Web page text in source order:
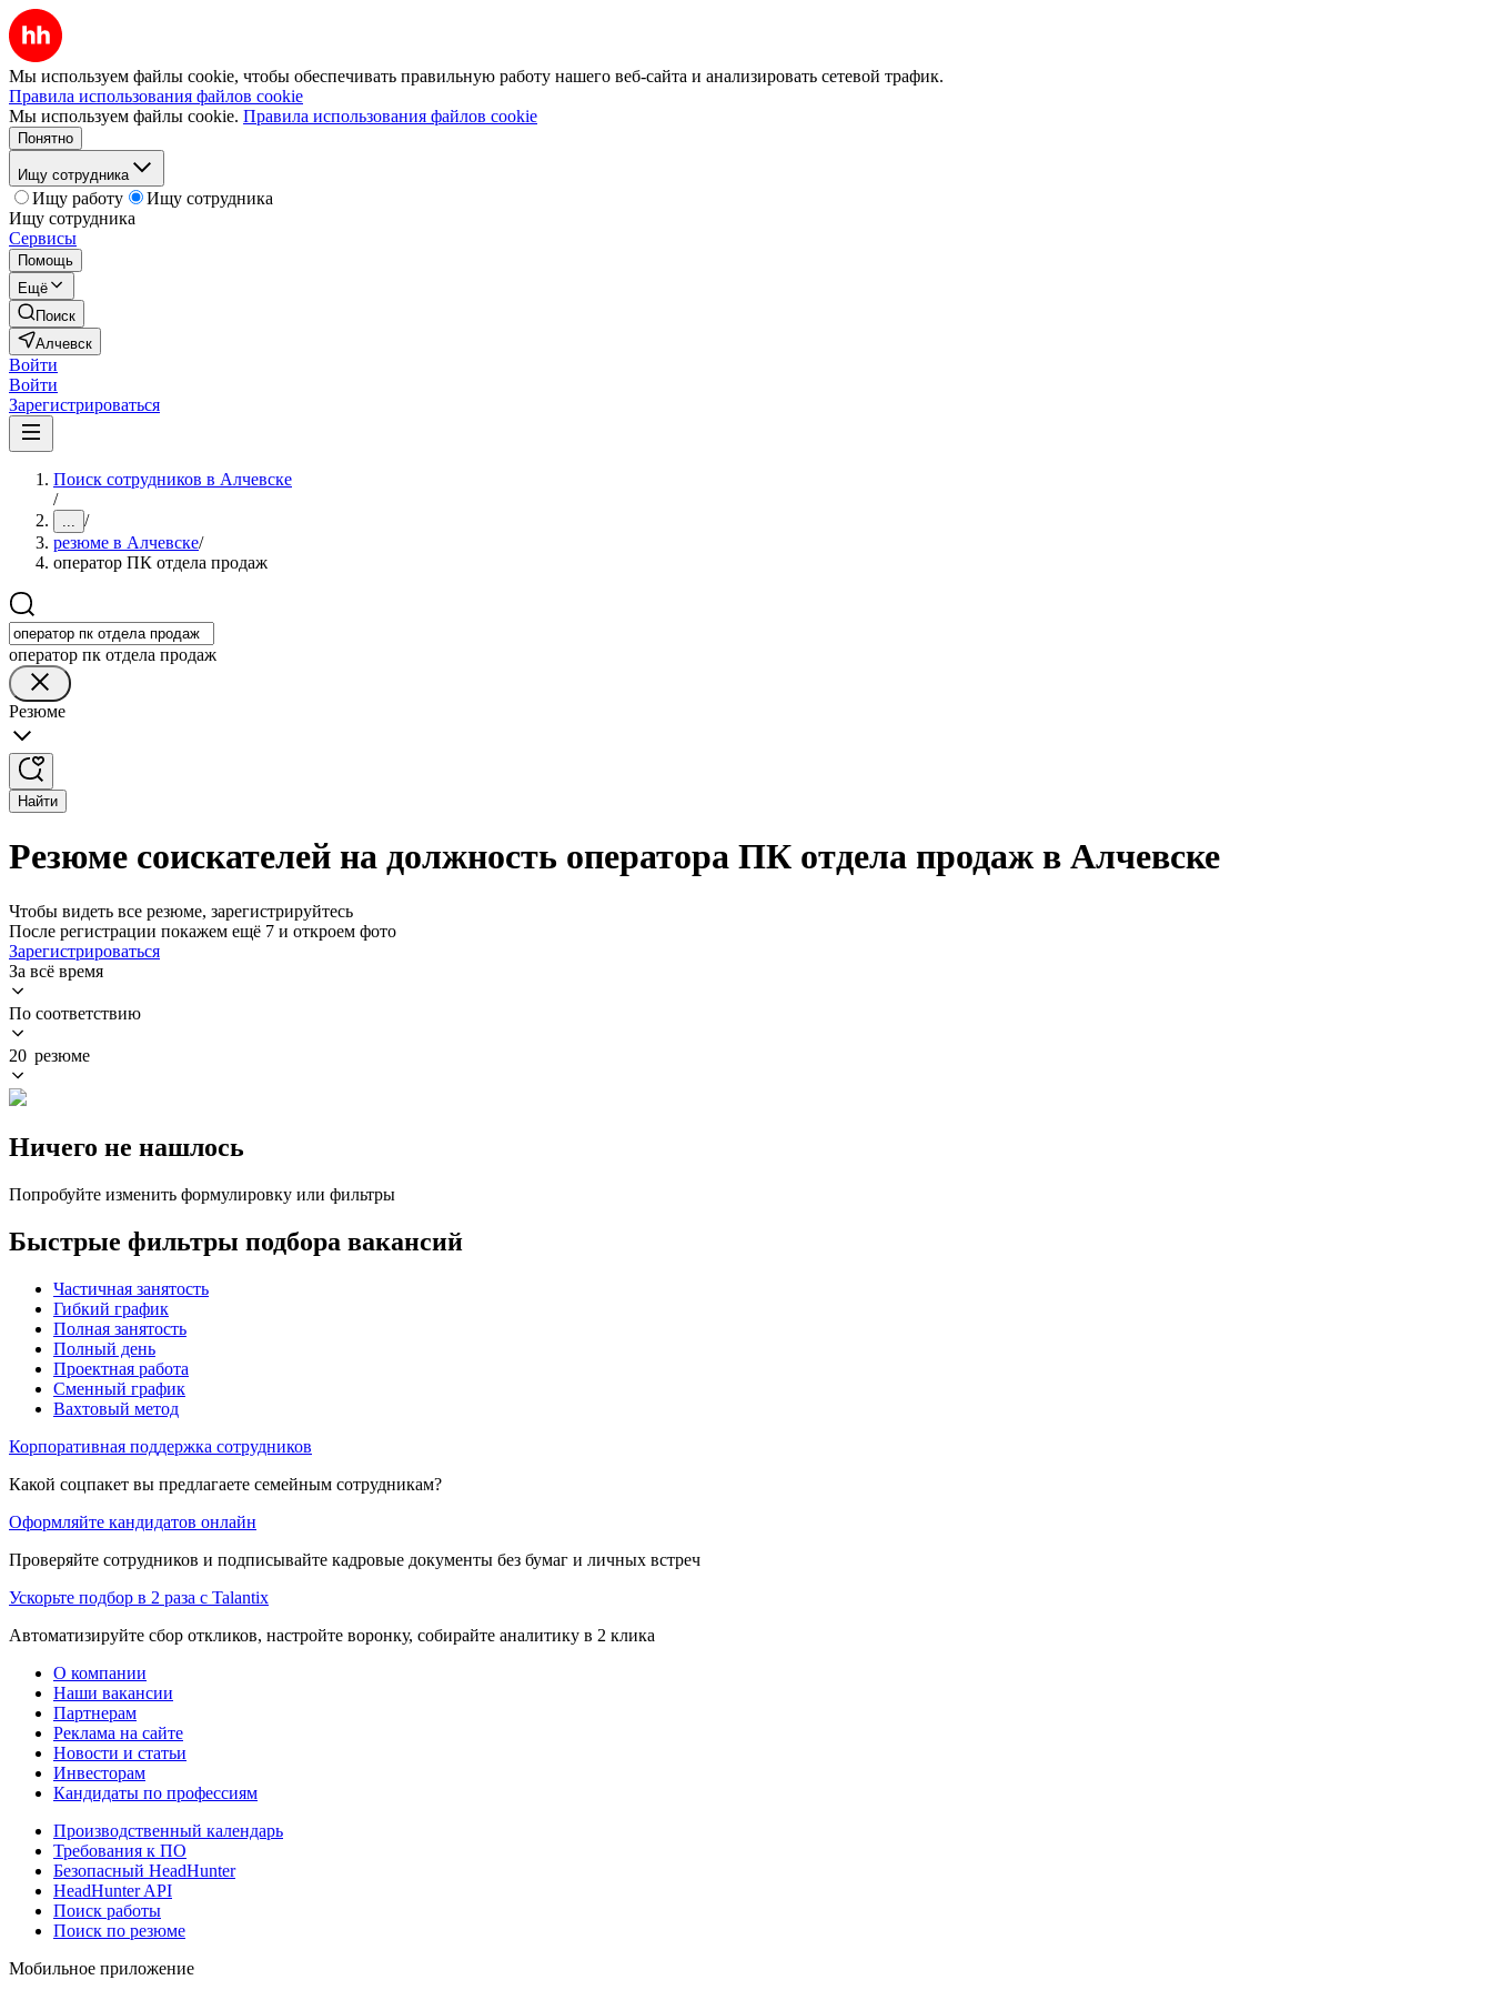
Мы используем файлы cookie, чтобы обеспечивать правильную работу нашего веб-сайта и анализировать сетевой трафик.
Правила использования файлов cookie
Мы используем файлы cookie. Правила использования файлов cookie
Понятно
Ищу сотрудника
Ищу работу
Ищу сотрудника
Ищу сотрудника
Сервисы
Помощь
Ещё
Поиск
Алчевск
Войти
Войти
Зарегистрироваться
Поиск сотрудников в Алчевске
/
... /
резюме в Алчевске/
оператор ПК отдела продаж
оператор пк отдела продаж
Резюме
Найти
Резюме соискателей на должность оператора ПК отдела продаж в Алчевске
Чтобы видеть все резюме, зарегистрируйтесь
После регистрации покажем ещё 7 и откроем фото
Зарегистрироваться
За всё время
По соответствию
20 резюме
Ничего не нашлось
Попробуйте изменить формулировку или фильтры
Быстрые фильтры подбора вакансий
Частичная занятость
Гибкий график
Полная занятость
Полный день
Проектная работа
Сменный график
Вахтовый метод
Корпоративная поддержка сотрудников
Какой соцпакет вы предлагаете семейным сотрудникам?
Оформляйте кандидатов онлайн
Проверяйте сотрудников и подписывайте кадровые документы без бумаг и личных встреч
Ускорьте подбор в 2 раза с Talantix
Автоматизируйте сбор откликов, настройте воронку, собирайте аналитику в 2 клика
О компании
Наши вакансии
Партнерам
Реклама на сайте
Новости и статьи
Инвесторам
Кандидаты по профессиям
Производственный календарь
Требования к ПО
Безопасный HeadHunter
HeadHunter API
Поиск работы
Поиск по резюме
Мобильное приложение